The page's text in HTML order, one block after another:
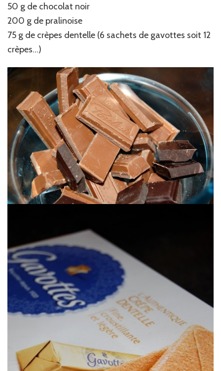
50 g de chocolat noir
200 g de pralinoise
75 g de crèpes dentelle (6 sachets de gavottes soit 12
crèpes…)